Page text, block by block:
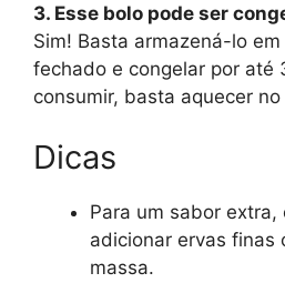
3. Esse bolo pode ser
Sim! Basta armazená-lo
fechado e congelar por até
consumir, basta aquecer
Dicas
Para um sabor extra,
adicionar ervas finas
massa.